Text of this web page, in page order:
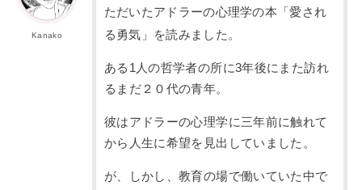
Kanako
ただいたアドラーの心理学の本「愛され
る勇気」を読みました。
ある1人の哲学者の所に3年後にまた訪れ
るまだ２０代の青年。
彼はアドラーの心理学に三年前に触れて
から人生に希望を見出していました。
が、しかし、教育の場で働いていた中で